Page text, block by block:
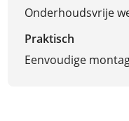
Onderhoudsvrije
Praktisch
Eenvoudige